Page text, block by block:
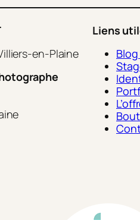
en-Plaine
Liens